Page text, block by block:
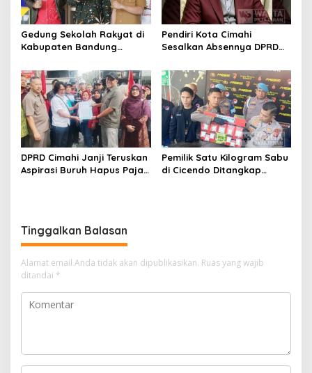
Gedung Sekolah Rakyat di
Kabupaten Bandung
Siap Tampung Dua Ribu
Siswa
Pendiri Kota Cimahi
Sesalkan Absennya DPRD
Rebranding RSUD Cibabat
DPRD Cimahi Janji Teruskan
Aspirasi Buruh Hapus Pajak
Pemilik Satu Kilogram Sabu
di Cicendo Ditangkap
Tinggalkan Balasan
Alamat email Anda tidak akan dipublikasikan. Ruas yang wajib
ditandai *